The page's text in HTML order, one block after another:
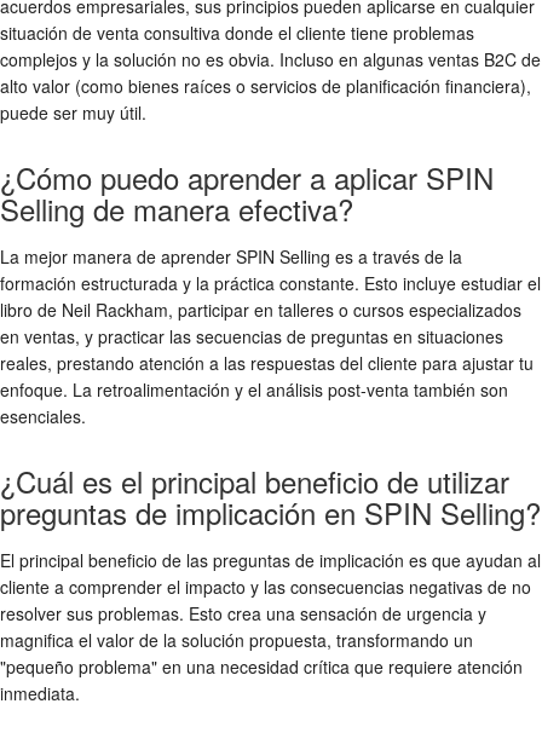
acuerdos empresariales, sus principios pueden aplicarse en cualquier
situación de venta consultiva donde el cliente tiene problemas
complejos y la solución no es obvia. Incluso en algunas ventas B2C de
alto valor (como bienes raíces o servicios de planificación financiera),
puede ser muy útil.
¿Cómo puedo aprender a aplicar SPIN
Selling de manera efectiva?
La mejor manera de aprender SPIN Selling es a través de la
formación estructurada y la práctica constante. Esto incluye estudiar el
libro de Neil Rackham, participar en talleres o cursos especializados
en ventas, y practicar las secuencias de preguntas en situaciones
reales, prestando atención a las respuestas del cliente para ajustar tu
enfoque. La retroalimentación y el análisis post-venta también son
esenciales.
¿Cuál es el principal beneficio de utilizar
preguntas de implicación en SPIN Selling?
El principal beneficio de las preguntas de implicación es que ayudan al
cliente a comprender el impacto y las consecuencias negativas de no
resolver sus problemas. Esto crea una sensación de urgencia y
magnifica el valor de la solución propuesta, transformando un
"pequeño problema" en una necesidad crítica que requiere atención
inmediata.